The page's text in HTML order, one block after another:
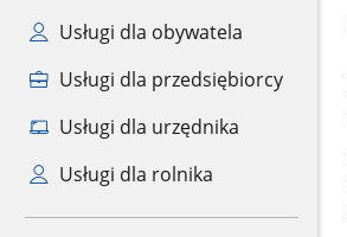
Usługi dla obywatela
Usługi dla przedsiębiorcy
Usługi dla urzędnika
Usługi dla rolnika